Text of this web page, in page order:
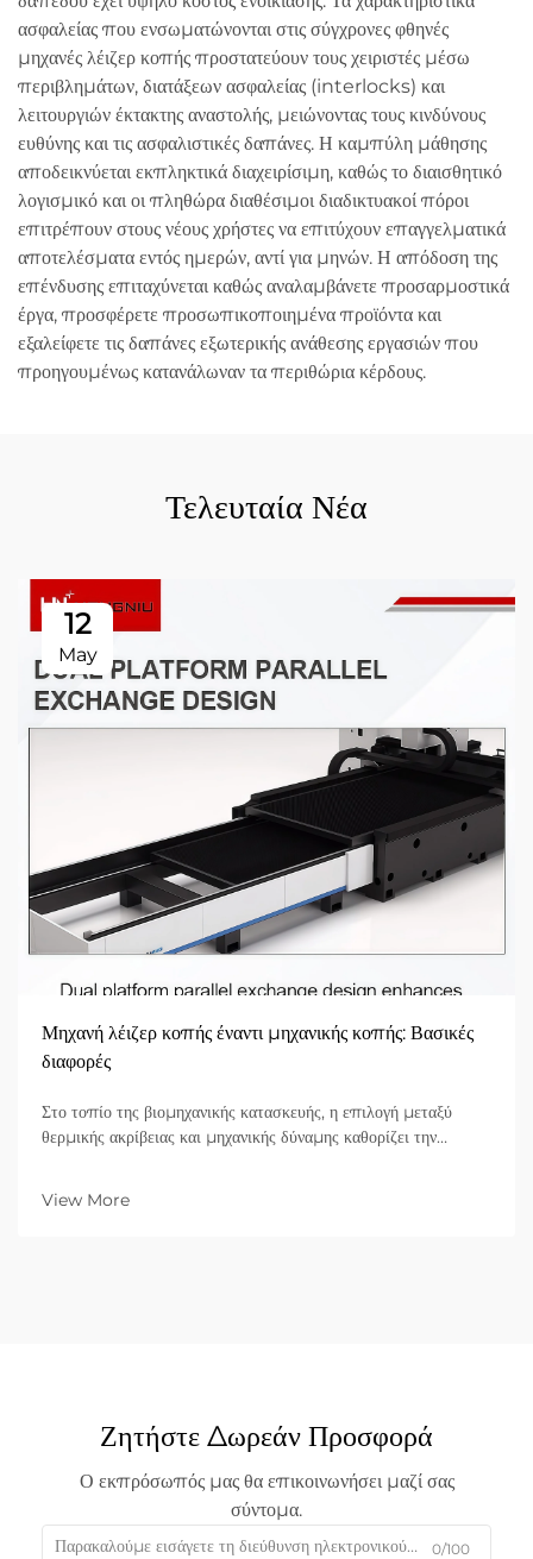
ασφαλείας που ενσωματώνονται στις σύγχρονες φθηνές
μηχανές λέιζερ κοπής προστατεύουν τους χειριστές μέσω
περιβλημάτων, διατάξεων ασφαλείας (interlocks) και
λειτουργιών έκτακτης αναστολής, μειώνοντας τους κινδύνους
ευθύνης και τις ασφαλιστικές δαπάνες. Η καμπύλη μάθησης
αποδεικνύεται εκπληκτικά διαχειρίσιμη, καθώς το διαισθητικό
λογισμικό και οι πληθώρα διαθέσιμοι διαδικτυακοί πόροι
επιτρέπουν στους νέους χρήστες να επιτύχουν επαγγελματικά
αποτελέσματα εντός ημερών, αντί για μηνών. Η απόδοση της
επένδυσης επιταχύνεται καθώς αναλαμβάνετε προσαρμοστικά
έργα, προσφέρετε προσωπικοποιημένα προϊόντα και
εξαλείφετε τις δαπάνες εξωτερικής ανάθεσης εργασιών που
προηγουμένως κατανάλωναν τα περιθώρια κέρδους.
Τελευταία Νέα
12
May
Μηχανή λέιζερ κοπής έναντι μηχανικής κοπής: Βασικές
διαφορές
Στο τοπίο της βιομηχανικής κατασκευής, η επιλογή μεταξύ
θερμικής ακρίβειας και μηχανικής δύναμης καθορίζει την
φυσικών εργαλείων όπως ψαλίδια, διατρητικά...
View More
Ζητήστε Δωρεάν Προσφορά
Ο εκπρόσωπός μας θα επικοινωνήσει μαζί σας
σύντομα.
0/100